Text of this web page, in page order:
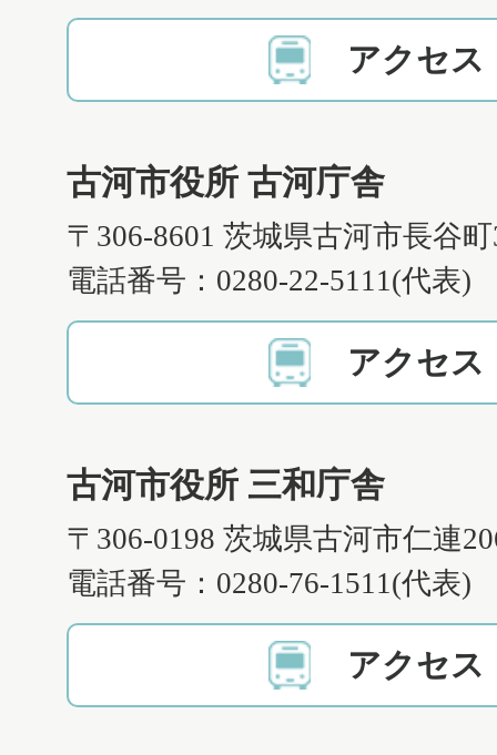
アクセス
古河市役所 古河庁舎
〒306-8601 茨城県古河市長谷
電話番号：0280-22-5111(代表)
アクセス
古河市役所 三和庁舎
〒306-0198 茨城県古河市仁連
電話番号：0280-76-1511(代表)
アクセス